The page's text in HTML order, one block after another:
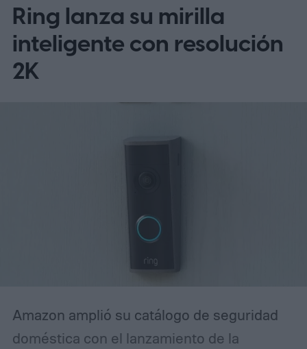
asistentes de voz han avanzado rápido para
entender esta realidad, con modos
multilingües que permiten combinar
idiomas sin tener que entrar cada vez a la
configuración del dispositivo, aunque sus
tu familia— es clave para evitar
frustraciones y lograr que la bocina
realmente responda como un miembro
Ring lanza su mirilla
inteligente con resolución
2K
Amazon amplió su catálogo de seguridad
doméstica con el lanzamiento de la